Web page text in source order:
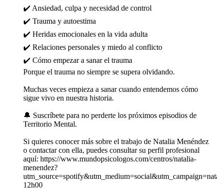
✔️ Ansiedad, culpa y necesidad de control
✔️ Trauma y autoestima
✔️ Heridas emocionales en la vida adulta
✔️ Relaciones personales y miedo al conflicto
✔️ Cómo empezar a sanar el trauma
Porque el trauma no siempre se supera olvidando.
Muchas veces empieza a sanar cuando entendemos cómo
sigue vivo en nuestra historia.
🔔 Suscríbete para no perderte los próximos episodios de
Territorio Mental.
Si quieres conocer más sobre el trabajo de Natalia Menéndez
o contactar con ella, puedes consultar su perfil profesional
aquí: https://www.mundopsicologos.com/centros/natalia-
menendez?
12h00